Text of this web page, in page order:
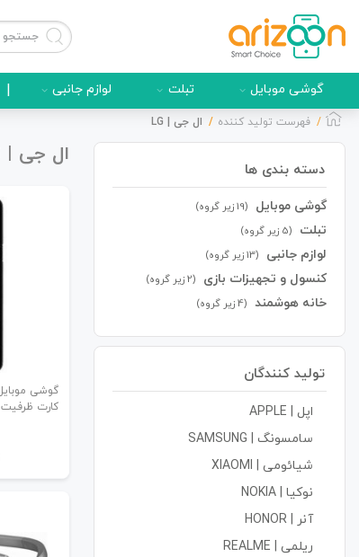
گوشی موبایل
لوازم جانبی
گوشی موبایل تبلت لوازم جانبی
فهرست تولید کننده ال جی | LG
دسته بندی ها
گوشی موبایل (19 زیر گروه)
تبلت (5 زیر گروه)
لوازم جانبی (13 زیر گروه)
کنسول و تجهیزات بازی (2 زیر گروه)
خانه هوشمند (4 زیر گروه)
تولید کنندگان
اپل | APPLE
سامسونگ | SAMSUNG
شیائومی | XIAOMI
نوکیا | NOKIA
آنر | HONOR
ریلمی | REALME
ال جی | LG
کارت ظرفیت 64/4 گیگابایت